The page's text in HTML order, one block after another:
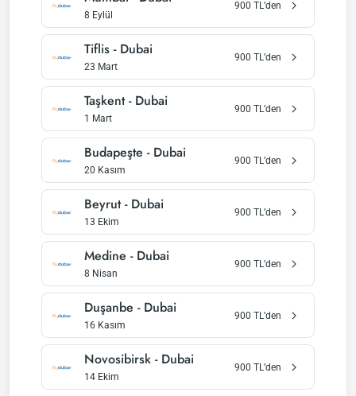
8 Eylül
900 TL’den
Tiflis - Dubai
23 Mart
900 TL’den
Taşkent- Dubai
1 Mart
900 TL’den
Budapeşte - Dubai
20 Kasım
900 TL’den
Beyrut- Dubai
13 Ekim
900 TL’den
Medine - Dubai
8 Nisan
900 TL’den
Duşanbe - Dubai
16 Kasım
900 TL’den
Novosibirsk - Dubai
14 Ekim
900 TL’den